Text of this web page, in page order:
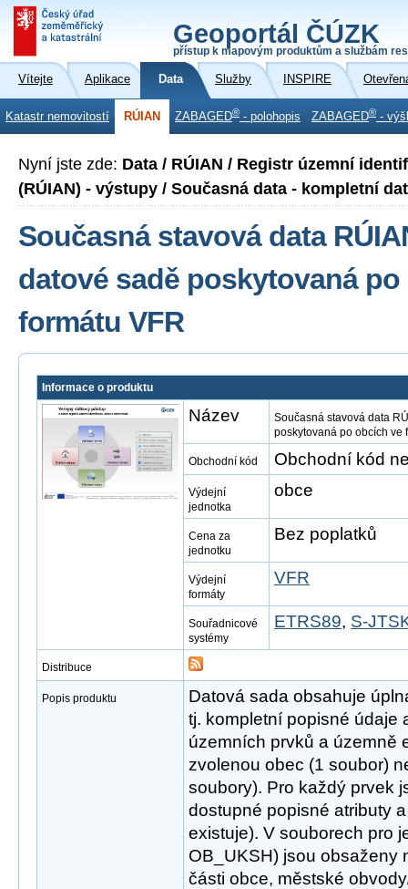
Geoportál ČÚZK
přístup k mapovým produktům a službám
Vítejte Aplikace Data Služby INSPIRE
Katastr nemovitostí RÚIAN ZABAGED® - polohopis ZABAGED® -
Nyní jste zde: Data / RÚIAN / Registr územní
(RÚIAN) - výstupy / Současná data - kompletní
Současná stavová data
datové sadě poskytovaná
formátu VFR
Informace o produktu
Název
Současná stavová data
poskytovaná po obcích ve
Obchodní kód Obchodní kód
Výdejní
jednotka
obce
Cena za
jednotku
Bez poplatků
Výdejní
formáty
VFR
Souřadnicové
systémy
ETRS89, S-
Distribuce
Popis produktu
Datová sada obsahuje
tj. kompletní popisné údaje
územních prvků a územně
zvolenou obec (1 soubor)
soubory). Pro každý prvek
dostupné popisné atributy
existuje). V souborech pro
OB_UKSH) jsou obsaženy
části obce, městské